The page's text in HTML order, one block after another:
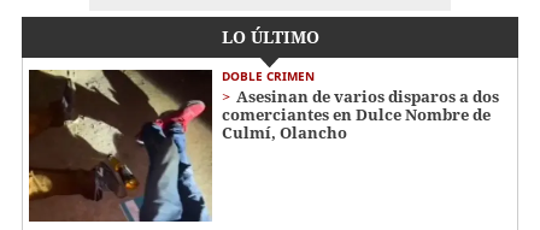
LO ÚLTIMO
DOBLE CRIMEN
Asesinan de varios disparos a dos
comerciantes en Dulce Nombre de
Culmí, Olancho